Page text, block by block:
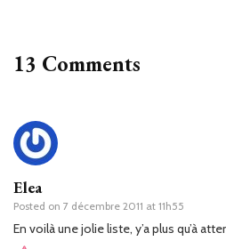
13 Comments
Elea
Posted on 7 décembre 2011 at 11h55
En voilà une jolie liste, y’a plus qu’à